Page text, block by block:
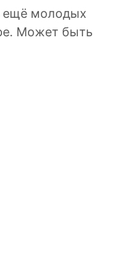
ещё молодых
Может быть